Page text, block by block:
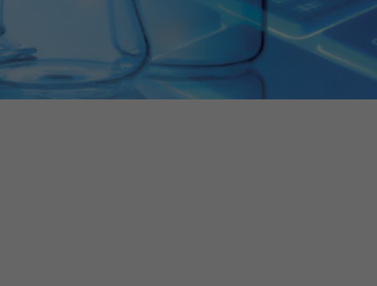
16h-18h